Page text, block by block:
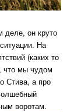
деле, он круто
На
(каких то
что мы чудом
Стива, а про
воротам.